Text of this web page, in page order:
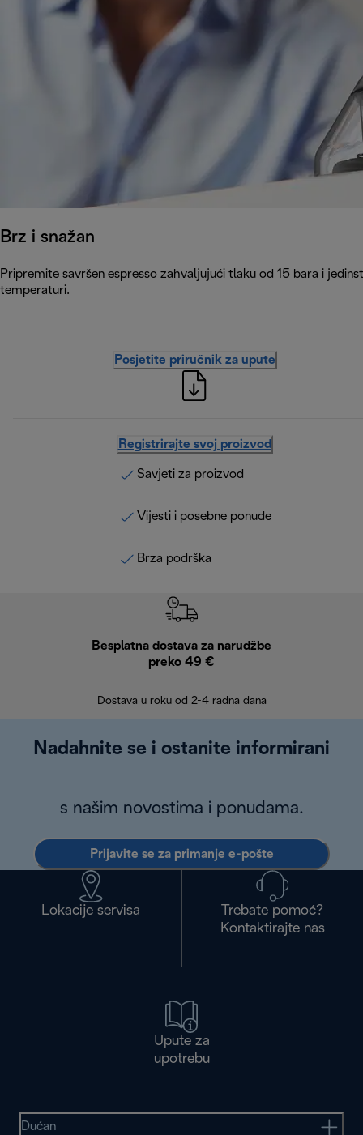
Brz i snažan
Pripremite savršen espresso zahvaljujući tlaku od 15 bara i
temperaturi.
Posjetite priručnik za upute
Registrirajte svoj proizvod
Savjeti za proizvod
Vijesti i posebne ponude
Brza podrška
Besplatna dostava za narudžbe
preko 49 €
Dostava u roku od 2-4 radna dana
Nadahnite se i ostanite informirani
s našim novostima i ponudama.
Prijavite se za primanje e-pošte
Lokacije servisa
Trebate pomoć?
Kontaktirajte nas
Upute za
upotrebu
Dućan